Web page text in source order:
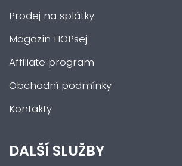
Prodej na splátky
Magazín HOPsej
Affiliate program
Obchodní podmínky
Kontakty
DALŠÍ SLUŽBY